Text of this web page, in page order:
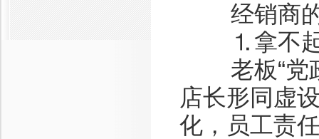
经销商的
⒈拿不起
老板“党政
店长形同虚
化，员工责